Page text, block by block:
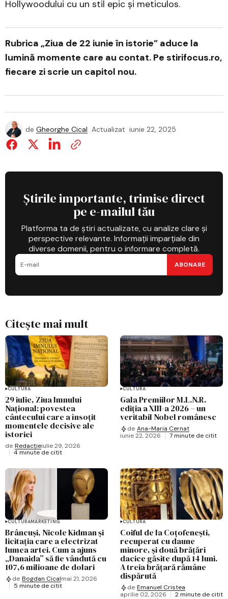
Hollywoodului cu un stil epic și meticulos.
Rubrica „Ziua de 22 iunie în istorie” aduce la
lumină momente care au contat. Pe stirifocus.ro,
fiecare zi scrie un capitol nou.
de Gheorghe Cical Actualizat iunie 22, 2025
Știrile importante, trimise direct
pe e-mailul tău
Platforma ta de știri actualizate, cu analize clare și
perspective relevante. Informații imparțiale din
diverse domenii, pentru o informare completă.
ABONARE
Citește mai mult
CULTURĂ
29 iulie, Ziua Imnului
Național: povestea
cântecului care a însoțit
momentele decisive ale
istoriei
de Redacțieiulie 29, 2026
4 minute de citit
CULTURĂ
Gala Premiilor M.L.N.R.
ediția a XIII-a 2026 – un
veritabil Nobel românesc
de Ana-Maria Cernat
iunie 22, 2026
7 minute de citit
CULTURĂMARKETING
Brâncuși, Nicole Kidman și
licitația care a electrizat
lumea artei. Cum a ajuns
„Danaida” să fie vândută cu
107,6 milioane de dolari
de Bogdan Cicalmai 21, 2026
5 minute de citit
CULTURĂ
Coiful de la Coțofenești,
recuperat cu daune
minore, și două brățări
dacice găsite după 14 luni.
A treia brățară rămâne
dispărută
de Emanuel Cristea
aprilie 02, 2026
2 minute de citit